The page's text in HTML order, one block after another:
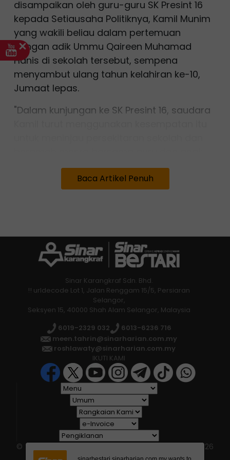
disampaikan oleh guru-guru SK Presint 16
kepada Setiausaha Politiknya, Kamil Munim
yang wakili beliau dalam pertemuan
dengan adik Ummu Qaireen Muhamad
Hanis di sekolah tersebut, sempena
menyambut ulang tahun kelahiran ke-10,
Jumaat lepas.
"Dalam kunjungan ke SK Presint 16, saudara
anak pelajar," katanya menerusi hantaran
yang dimuat naik di Facebooknya.
Kamil (dua dari kiri) berkesempatan untuk
meninjau persekitaran sekolah dan beramah
mesra bersama guru. Foto Facebook Anwar
Ibrahim
Anwar berkata, ketika makan tengah hari di
Medan Selera Presint 16, Putrajaya
beberapa hari lepas, beliau juga sempat
menyanyikan lagu ‘Selamat Hari Lahir’
bersama rakan-rakan Ummu Qaireen.
Baca Artikel Penuh
Sinar Karangkraf Sdn. Bhd.
!! urldecode Lot 1, Jalan Renggam 15/5, Persiaran
Selangor,
Seksyen 15, 40000 Shah Alam Selangor, Malaysia
6019-2329 032
6013-6236 716
meen.tahrin@sinarharian.com.my
roshlawaty@sinarharian.com.my
IKUTI KAMI
© 2026 All Rights Reserved • Karangkraf Group • © 2026
Hakcipta Terpelihara • Kumpulan Karangkraf